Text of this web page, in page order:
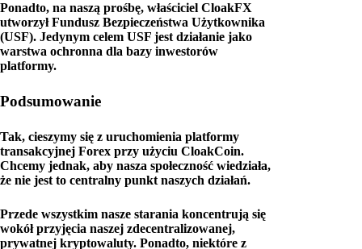
Ponadto, na naszą prośbę, właściciel CloakFX
utworzył Fundusz Bezpieczeństwa Użytkownika
(USF). Jedynym celem USF jest działanie jako
warstwa ochronna dla bazy inwestorów
platformy.
Podsumowanie
Tak, cieszymy się z uruchomienia platformy
transakcyjnej Forex przy użyciu CloakCoin.
Chcemy jednak, aby nasza społeczność wiedziała,
że nie jest to centralny punkt naszych działań.
Przede wszystkim nasze starania koncentrują się
wokół przyjęcia naszej zdecentralizowanej,
prywatnej kryptowaluty. Ponadto, niektóre z